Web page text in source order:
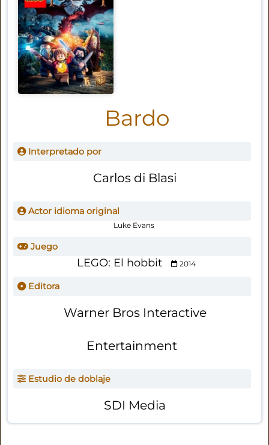
Bardo
Interpretado por
Carlos di Blasi
Actor idioma original
Luke Evans
Juego
LEGO: El hobbit 2014
Editora
Warner Bros Interactive
Entertainment
Estudio de doblaje
SDI Media